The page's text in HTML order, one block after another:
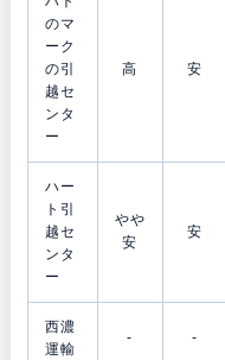
のマ
ーク
の引
越セ
ンタ
ー
高 安
ハー
ト引
越セ
ンタ
ー
やや
安
安
西濃
運輸
- -